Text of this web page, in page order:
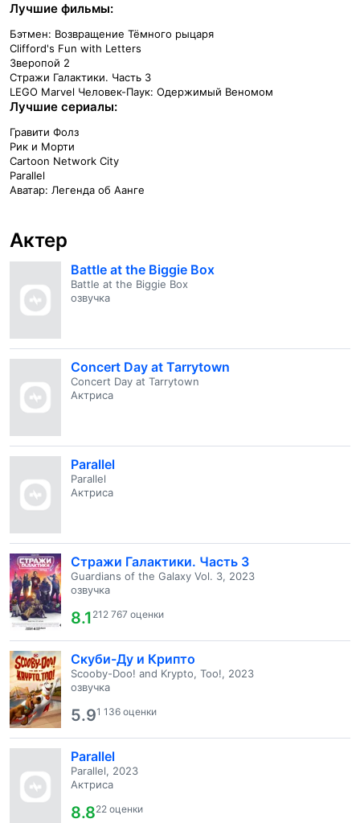
Лучшие фильмы:
Бэтмен: Возвращение Тёмного рыцаря
Clifford's Fun with Letters
Зверопой 2
Стражи Галактики. Часть 3
LEGO Marvel Человек-Паук: Одержимый Веномом
Лучшие сериалы:
Гравити Фолз
Рик и Морти
Cartoon Network City
Parallel
Аватар: Легенда об Аанге
Актер
Battle at the Biggie Box
Battle at the Biggie Box
озвучка
Concert Day at Tarrytown
Concert Day at Tarrytown
Актриса
Parallel
Parallel
Актриса
Стражи Галактики. Часть 3
Guardians of the Galaxy Vol. 3, 2023
озвучка
8.1 212 767 оценки
Скуби-Ду и Крипто
Scooby-Doo! and Krypto, Too!, 2023
озвучка
5.91 136 оценки
Parallel
Parallel, 2023
Актриса
8.822 оценки